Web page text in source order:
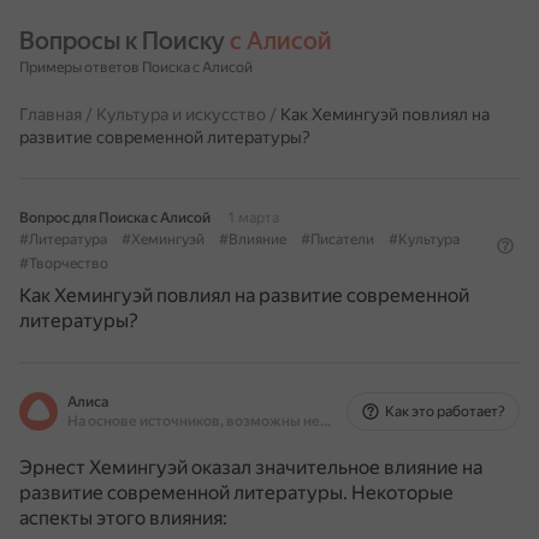
Вопросы к Поиску с Алисой
Примеры ответов Поиска с Алисой
Главная / Культура и искусство / Как Хемингуэй повлиял на
развитие современной литературы?
Вопрос для Поиска с Алисой
1 марта
#Литература
#Хемингуэй #Влияние #Писатели
#Культура
#Творчество
Как Хемингуэй повлиял на развитие современной
литературы?
Алиса
На основе источников, возможны неточности
Как это работает?
Эрнест Хемингуэй оказал значительное влияние на
развитие современной литературы. Некоторые
аспекты этого влияния: